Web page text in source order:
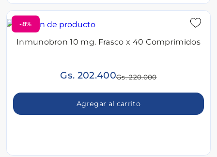
-8%
Inmunobron 10 mg. Frasco x 40 Comprimidos
Gs. 202.400Gs. 220.000
Agregar al carrito